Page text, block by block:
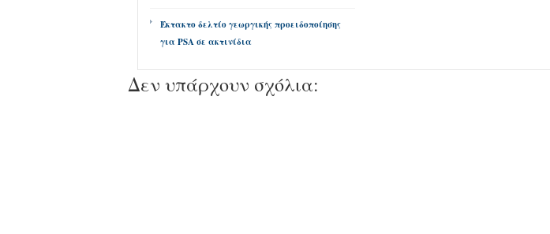
Έκτακτο δελτίο γεωργικής προειδοποίησης
για PSA σε ακτινίδια
Δεν υπάρχουν σχόλια: